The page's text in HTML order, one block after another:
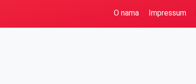
O nama Impressum